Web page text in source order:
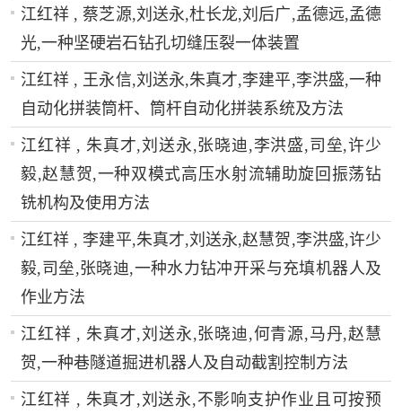
江红祥 , 蔡芝源,刘送永,杜长龙,刘后广,孟德远,孟德
光,一种坚硬岩石钻孔切缝压裂一体装置
江红祥 , 王永信,刘送永,朱真才,李建平,李洪盛,一种
自动化拼装筒杆、筒杆自动化拼装系统及方法
江红祥 , 朱真才,刘送永,张晓迪,李洪盛,司垒,许少
毅,赵慧贺,一种双模式高压水射流辅助旋回振荡钻
铣机构及使用方法
江红祥 , 李建平,朱真才,刘送永,赵慧贺,李洪盛,许少
毅,司垒,张晓迪,一种水力钻冲开采与充填机器人及
作业方法
江红祥 , 朱真才,刘送永,张晓迪,何青源,马丹,赵慧
贺,一种巷隧道掘进机器人及自动截割控制方法
江红祥 , 朱真才,刘送永,不影响支护作业且可按预